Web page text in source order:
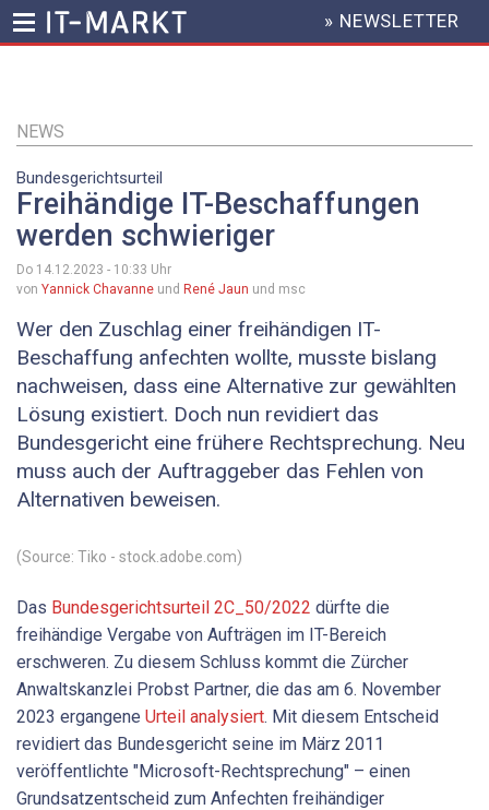
Inhalt
HEADER
MENU
» NEWSLETTER
NEWS
Bundesgerichtsurteil
Freihändige IT-Beschaffungen
werden schwieriger
Do 14.12.2023 - 10:33 Uhr
von Yannick Chavanne und René Jaun und msc
Wer den Zuschlag einer freihändigen IT-
Beschaffung anfechten wollte, musste bislang
nachweisen, dass eine Alternative zur gewählten
Lösung existiert. Doch nun revidiert das
Bundesgericht eine frühere Rechtsprechung. Neu
muss auch der Auftraggeber das Fehlen von
Alternativen beweisen.
(Source: Tiko - stock.adobe.com)
Das Bundesgerichtsurteil 2C_50/2022 dürfte die
freihändige Vergabe von Aufträgen im IT-Bereich
erschweren. Zu diesem Schluss kommt die Zürcher
Anwaltskanzlei Probst Partner, die das am 6. November
2023 ergangene Urteil analysiert. Mit diesem Entscheid
revidiert das Bundesgericht seine im März 2011
veröffentlichte "Microsoft-Rechtsprechung" – einen
Grundsatzentscheid zum Anfechten freihändiger